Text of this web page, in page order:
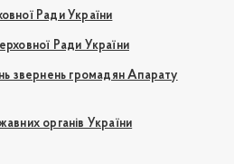
Ради України
Ради України
звернень громадян Апарату
органів України